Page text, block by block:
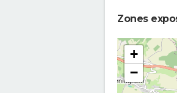
Boue
Inondations
Boue
Zones
+
−